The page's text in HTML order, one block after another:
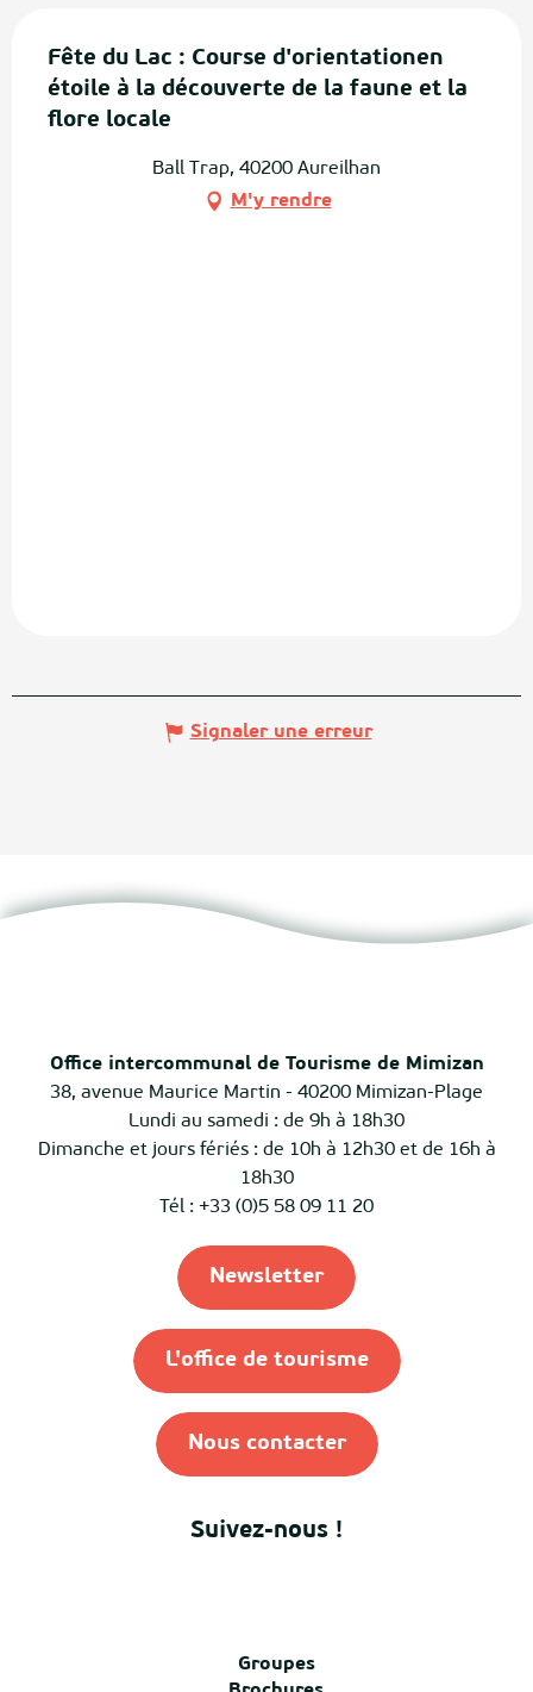
Fête du Lac : Course d'orientationen
étoile à la découverte de la faune et la
flore locale
Ball Trap, 40200 Aureilhan
M'y rendre
Signaler une erreur
Office intercommunal de Tourisme de Mimizan
38, avenue Maurice Martin - 40200 Mimizan-Plage
Lundi au samedi : de 9h à 18h30
Dimanche et jours fériés : de 10h à 12h30 et de 16h à
18h30
Tél : +33 (0)5 58 09 11 20
Newsletter
L'office de tourisme
Nous contacter
Suivez-nous !
Groupes